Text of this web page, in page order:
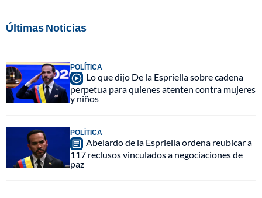
Últimas Noticias
POLÍTICA
Lo que dijo De la Espriella sobre cadena
perpetua para quienes atenten contra mujeres
y niños
POLÍTICA
Abelardo de la Espriella ordena reubicar a
117 reclusos vinculados a negociaciones de
paz